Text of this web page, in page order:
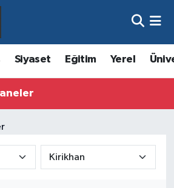
Siyaset Eğitim Yerel
Durumu ve Fikstür